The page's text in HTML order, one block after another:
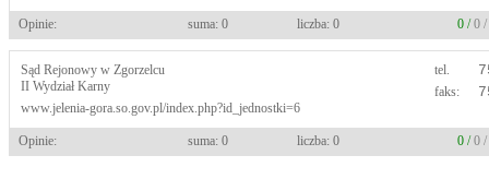
Opinie: suma: 0 liczba: 0 0 /0 /
Sąd Rejonowy w Zgorzelcu
II Wydział Karny
www.jelenia-gora.so.gov.pl/index.php?id_jednostki=6
tel.
faks:
Opinie: suma: 0 liczba: 0 0 /0 /